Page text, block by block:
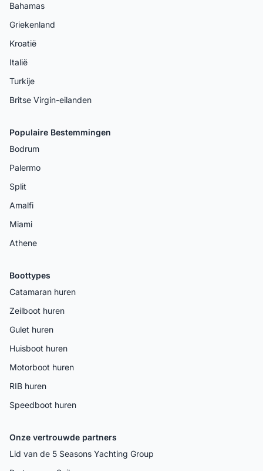
Bahamas
Griekenland
Kroatië
Italië
Turkije
Britse Virgin-eilanden
Populaire Bestemmingen
Bodrum
Palermo
Split
Amalfi
Miami
Athene
Boottypes
Catamaran huren
Zeilboot huren
Gulet huren
Huisboot huren
Motorboot huren
RIB huren
Speedboot huren
Onze vertrouwde partners
Lid van de 5 Seasons Yachting Group